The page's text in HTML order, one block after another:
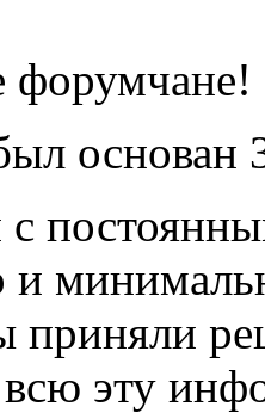
форумчане!
основан
с
и
всю эту